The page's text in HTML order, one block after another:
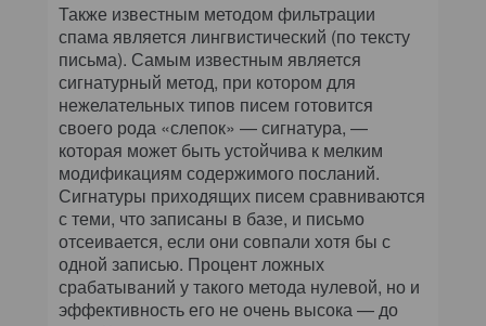
Также известным методом фильтрации
спама является лингвистический (по тексту
письма). Самым известным является
сигнатурный метод, при котором для
нежелательных типов писем готовится
своего рода «слепок» — сигнатура, —
которая может быть устойчива к мелким
модификациям содержимого посланий.
Сигнатуры приходящих писем сравниваются
с теми, что записаны в базе, и письмо
отсеивается, если они совпали хотя бы с
одной записью. Процент ложных
срабатываний у такого метода нулевой, но и
эффективность его не очень высока — до